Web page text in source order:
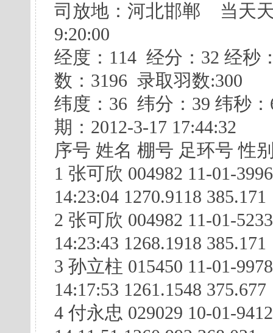
司放地：河北邯郸 当天
9:20:00
经度：114 经分：32
数：3196 录取羽数:300
纬度：36 纬分：39 纬
期：2012-3-17 17:44:32
序号 姓名 棚号 足环号 性
1 张可欣 004982 11-01-
14:23:04 1270.9118 385.171
2 张可欣 004982 11-01-
14:23:43 1268.1918 385.171
3 孙立柱 015450 11-01-
14:17:53 1261.1548 375.677
4 付永忠 029029 10-01-